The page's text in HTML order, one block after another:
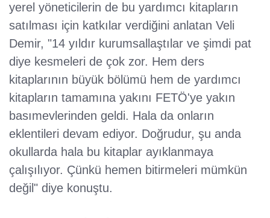
yerel yöneticilerin de bu yardımcı kitapların
satılması için katkılar verdiğini anlatan Veli
Demir, "14 yıldır kurumsallaştılar ve şimdi pat
diye kesmeleri de çok zor. Hem ders
kitaplarının büyük bölümü hem de yardımcı
kitapların tamamına yakını FETÖ'ye yakın
basımevlerinden geldi. Hala da onların
eklentileri devam ediyor. Doğrudur, şu anda
okullarda hala bu kitaplar ayıklanmaya
çalışılıyor. Çünkü hemen bitirmeleri mümkün
değil" diye konuştu.